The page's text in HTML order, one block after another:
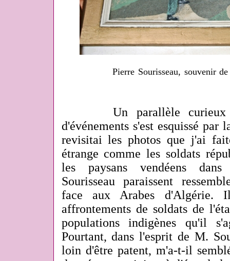
Pierre Sourisseau, souvenir
Un parallèle curieux
d'événements s'est esquissé
revisitai les photos que j'ai
étrange comme les soldats
les paysans vendéens
Sourisseau paraissent
face aux Arabes d'Algérie.
affrontements de soldats de
populations indigènes qu'il
Pourtant, dans l'esprit de M.
loin d'être patent, m'a-t-il